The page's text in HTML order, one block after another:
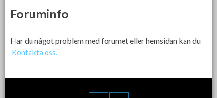
Foruminfo
Har du något problem med forumet eller hemsidan kan du
Kontakta oss.